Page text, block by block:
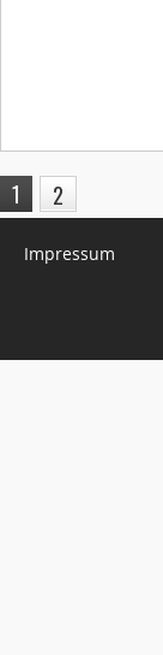
1 2
Impressum